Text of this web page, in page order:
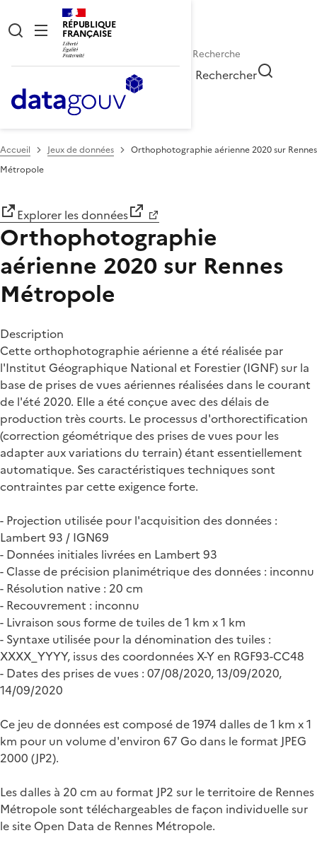
RÉPUBLIQUE
FRANÇAISE
Rechercher
Accueil Jeux de données
Orthophotographie aérienne 2020 sur Rennes
Métropole
Explorer les données
Orthophotographie
aérienne 2020 sur Rennes
Métropole
Description
Cette orthophotographie aérienne a été réalisée par
l'Institut Géographique National et Forestier (IGNF) sur la
base de prises de vues aériennes réalisées dans le courant
de l'été 2020. Elle a été conçue avec des délais de
production très courts. Le processus d'orthorectification
(correction géométrique des prises de vues pour les
adapter aux variations du terrain) étant essentiellement
automatique. Ses caractéristiques techniques sont
contraintes par cette exigence forte.
- Projection utilisée pour l'acquisition des données :
Lambert 93 / IGN69
- Données initiales livrées en Lambert 93
- Classe de précision planimétrique des données : inconnu
- Résolution native : 20 cm
- Recouvrement : inconnu
- Livraison sous forme de tuiles de 1 km x 1 km
- Syntaxe utilisée pour la dénomination des tuiles :
XXXX_YYYY, issus des coordonnées X-Y en RGF93-CC48
- Dates des prises de vues : 07/08/2020, 13/09/2020,
14/09/2020
Ce jeu de données est composé de 1974 dalles de 1 km x 1
km pour un volume d'environ 67 Go dans le format JPEG
2000 (JP2).
Les dalles à 20 cm au format JP2 sur le territoire de Rennes
Métropole sont téléchargeables de façon individuelle sur
le site Open Data de Rennes Métropole.